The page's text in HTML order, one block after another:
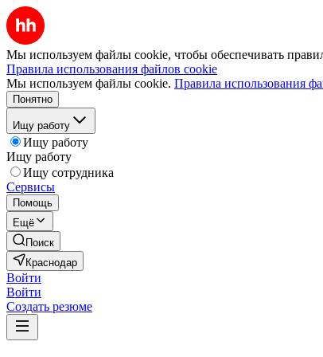
Мы используем файлы cookie, чтобы обеспечивать
Правила использования файлов cookie
Мы используем файлы cookie. Правила использования
Понятно
Ищу работу
Ищу работу
Ищу работу
Ищу сотрудника
Сервисы
Помощь
Ещё
Поиск
Краснодар
Войти
Войти
Создать резюме